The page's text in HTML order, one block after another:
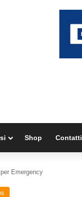
Shop Contatti
Emergency